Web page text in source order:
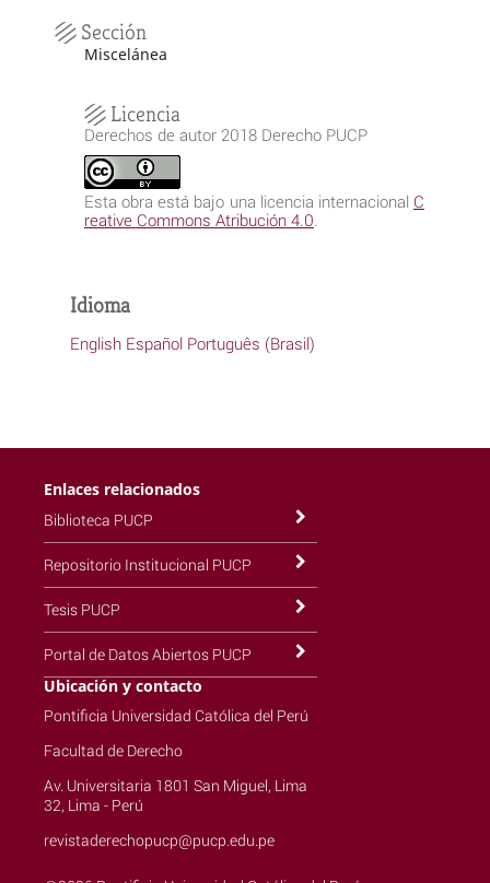
Sección
Miscelánea
Licencia
Derechos de autor 2018 Derecho PUCP
Esta obra está bajo una licencia internacional C
reative Commons Atribución 4.0
Idioma
English Español Português (Brasil)
Enlaces relacionados
Biblioteca PUCP
Repositorio Institucional PUCP
Tesis PUCP
Portal de Datos Abiertos PUCP
Ubicación y contacto
Pontificia Universidad Católica del Perú
Facultad de Derecho
Av. Universitaria 1801 San Miguel, Lima
32, Lima - Perú
revistaderechopucp@pucp.edu.pe